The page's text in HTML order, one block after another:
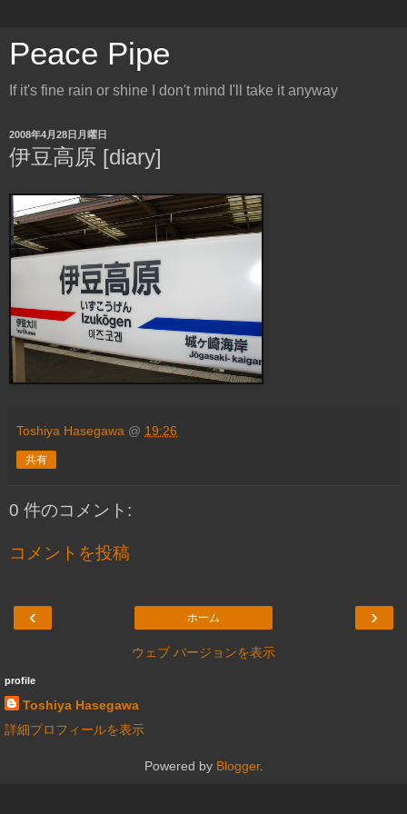
Peace Pipe
If it's fine rain or shine I don't mind I'll take it anyway
2008年4月28日月曜日
伊豆高原 [diary]
Toshiya Hasegawa @ 19:26
共有
0 件のコメント:
コメントを投稿
‹ ›
ホーム
ウェブ バージョンを表示
profile
Toshiya Hasegawa
詳細プロフィールを表示
Powered by Blogger.